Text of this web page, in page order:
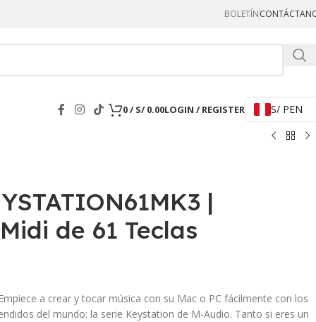
BOLETÍN
0/ S/0.00LOGIN / REGISTER S/ PEN
|
de 61 Teclas
a crear y tocar música con su Mac o PC fácilmente con los
del mundo: la serie Keystation de M-Audio. Tanto si eres un